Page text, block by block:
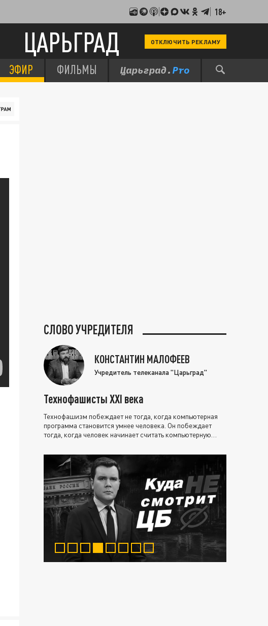
18+
ЦАРЬГРАД ОТКЛЮЧИТЬ РЕКЛАМУ
ЭФИР ФИЛЬМЫ
СЛОВО УЧРЕДИТЕЛЯ
КОНСТАНТИН МАЛОФЕЕВ
Учредитель телеканала "Царьград"
Технофашисты XXI века
Технофашизм побеждает не тогда, когда компьютерная
программа становится умнее человека. Он побеждает
тогда, когда человек начинает считать компьютерную